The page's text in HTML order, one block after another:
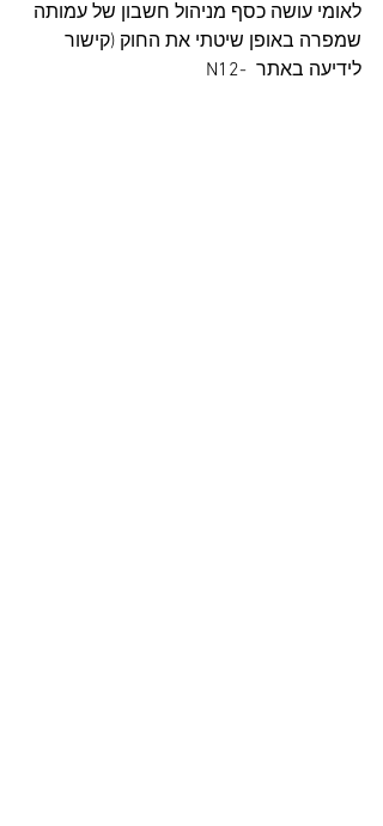
לאומי עושה כסף מניהול חשבון של עמותה
שמפרה באופן שיטתי את החוק (קישור
לידיעה באתר N12-